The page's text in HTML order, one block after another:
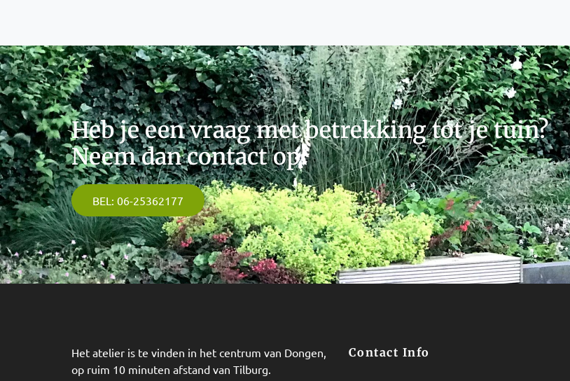
Heb je een vraag met betrekking tot je tuin?
Neem dan contact op!
BEL: 06-25362177
Het atelier is te vinden in het centrum van Dongen,
op ruim 10 minuten afstand van Tilburg.
Contact Info